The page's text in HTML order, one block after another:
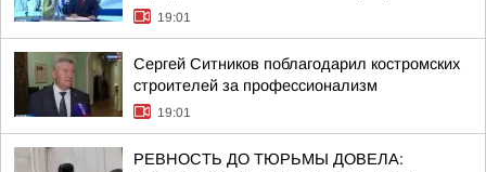
19:01
Сергей Ситников поблагодарил костромских
строителей за профессионализм
19:01
РЕВНОСТЬ ДО ТЮРЬМЫ ДОВЕЛА: